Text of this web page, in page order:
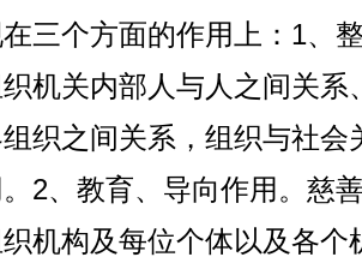
三个方面的作用上：1、
机关内部人与人之间关系
织之间关系，组织与社会
2、教育、导向作用。慈
机构及每位个体以及各个